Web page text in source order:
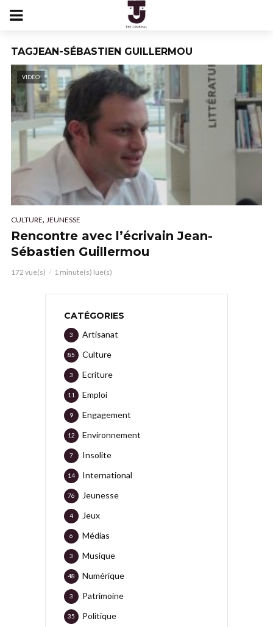
TAGJEAN-SÉBASTIEN GUILLERMOU
VIDÉO
CULTURE, JEUNESSE
Rencontre avec l’écrivain Jean-
Sébastien Guillermou
172 vue(s) 1 minute(s) lue(s)
CATÉGORIES
Artisanat
3
Culture
85
Ecriture
3
Emploi
11
Engagement
9
Environnement
12
Insolite
7
International
14
Jeunesse
76
Jeux
4
Médias
6
Musique
3
Numérique
48
Patrimoine
3
Politique
35